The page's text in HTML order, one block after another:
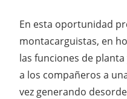
En esta oportunidad
montacarguistas, en
las funciones de
a los compañeros a
vez generando